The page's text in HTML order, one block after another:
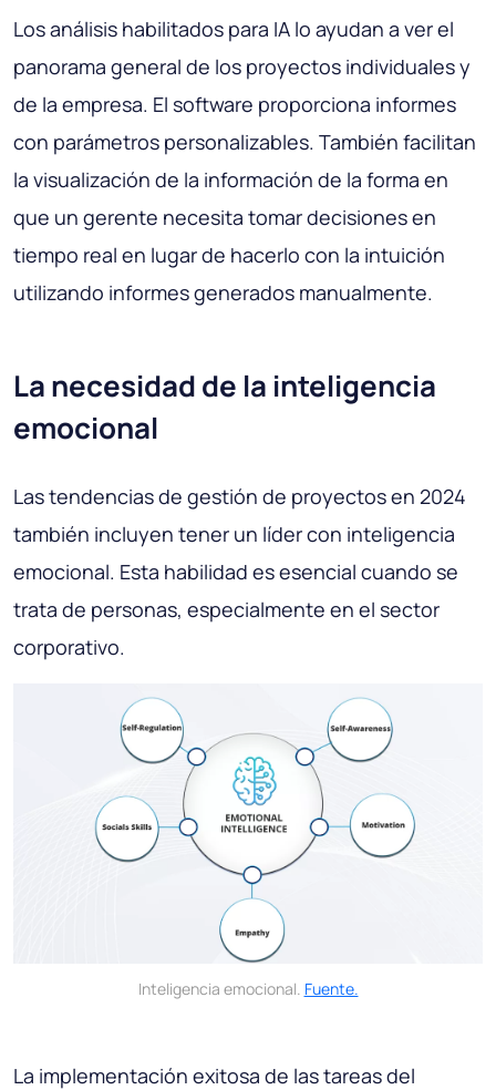
Los análisis habilitados para IA lo ayudan a ver el
panorama general de los proyectos individuales y
de la empresa. El software proporciona informes
con parámetros personalizables. También facilitan
la visualización de la información de la forma en
que un gerente necesita tomar decisiones en
tiempo real en lugar de hacerlo con la intuición
utilizando informes generados manualmente.
La necesidad de la inteligencia
emocional
Las tendencias de gestión de proyectos en 2024
también incluyen tener un líder con inteligencia
emocional. Esta habilidad es esencial cuando se
trata de personas, especialmente en el sector
corporativo.
Inteligencia emocional. Fuente.
La implementación exitosa de las tareas del